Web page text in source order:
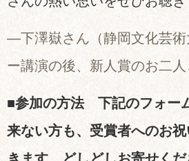
―下澤嶽さん（静岡文化芸
ー講演の後、新人賞のお二
■参加の方法 下記のフォー
来ない方も、受賞者へのお